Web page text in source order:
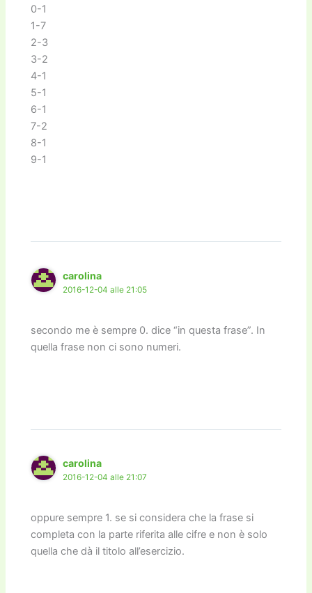
0-1
1-7
2-3
3-2
4-1
5-1
6-1
7-2
8-1
9-1
carolina
2016-12-04 alle 21:05
secondo me è sempre 0. dice “in questa frase”. In
quella frase non ci sono numeri.
carolina
2016-12-04 alle 21:07
oppure sempre 1. se si considera che la frase si
completa con la parte riferita alle cifre e non è solo
quella che dà il titolo all’esercizio.